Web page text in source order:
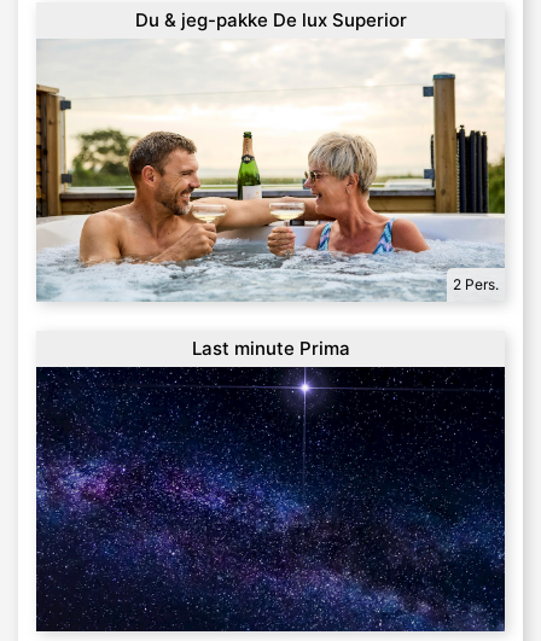
Du & jeg-pakke De lux Superior
2 Pers.
Last minute Prima